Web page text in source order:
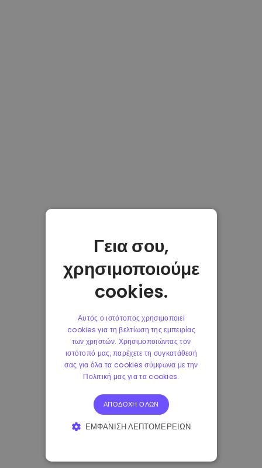
Γεια σου,
χρησιμοποιούμε
cookies.
Αυτός ο ιστότοπος χρησιμοποιεί
cookies για τη βελτίωση της εμπειρίας
των χρηστών. Χρησιμοποιώντας τον
ιστότοπό μας, παρέχετε τη συγκατάθεσή
σας για όλα τα cookies σύμφωνα με την
Πολιτική μας για τα cookies.
ΑΠΟΔΟΧΉ ΌΛΩΝ
ΕΜΦΆΝΙΣΗ ΛΕΠΤΟΜΕΡΕΙΏΝ